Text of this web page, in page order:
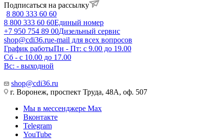
Подписаться на рассылку
8 800 333 60 60
8 800 333 60 60Единый номер
+7 950 754 89 00Дизельный сервис
shop@cdi36.rue-mail для всех вопросов
График работыПн - Пт: с 9.00 до 19.00
Сб - с 10.00 до 17.00
Вс: - выходной
shop@cdi36.ru
г. Воронеж, проспект Труда, 48А, оф. 507
Мы в мессенджере Max
Вконтакте
Telegram
YouTube